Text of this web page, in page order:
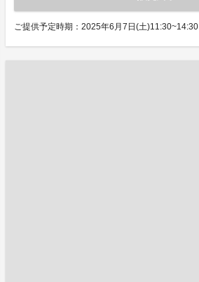
ご提供予定時期：2025年6月7日(土)11:30~14:30